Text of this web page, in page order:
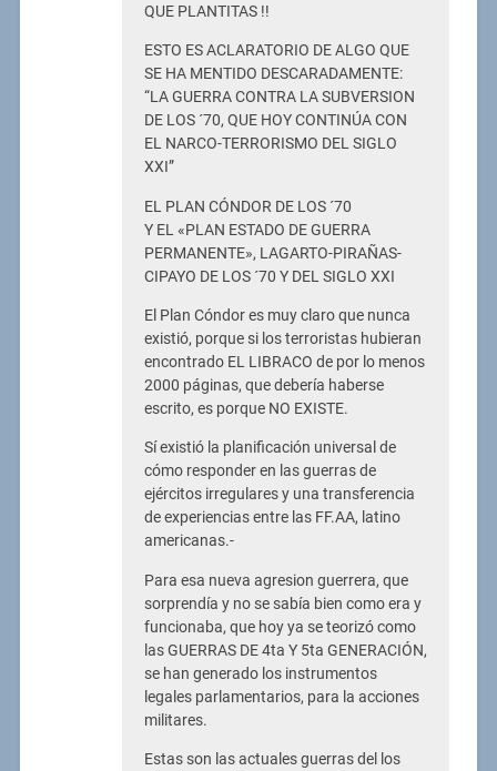
QUE PLANTITAS !!
ESTO ES ACLARATORIO DE ALGO QUE
SE HA MENTIDO DESCARADAMENTE:
“LA GUERRA CONTRA LA SUBVERSION
DE LOS ´70, QUE HOY CONTINÚA CON
EL NARCO-TERRORISMO DEL SIGLO
XXI”
EL PLAN CÓNDOR DE LOS ´70
Y EL «PLAN ESTADO DE GUERRA
PERMANENTE», LAGARTO-PIRAÑAS-
CIPAYO DE LOS ´70 Y DEL SIGLO XXI
El Plan Cóndor es muy claro que nunca
existió, porque si los terroristas hubieran
encontrado EL LIBRACO de por lo menos
2000 páginas, que debería haberse
escrito, es porque NO EXISTE.
Sí existió la planificación universal de
cómo responder en las guerras de
ejércitos irregulares y una transferencia
de experiencias entre las FF.AA, latino
americanas.-
Para esa nueva agresion guerrera, que
sorprendía y no se sabía bien como era y
funcionaba, que hoy ya se teorizó como
las GUERRAS DE 4ta Y 5ta GENERACIÓN,
se han generado los instrumentos
legales parlamentarios, para la acciones
militares.
Estas son las actuales guerras del los